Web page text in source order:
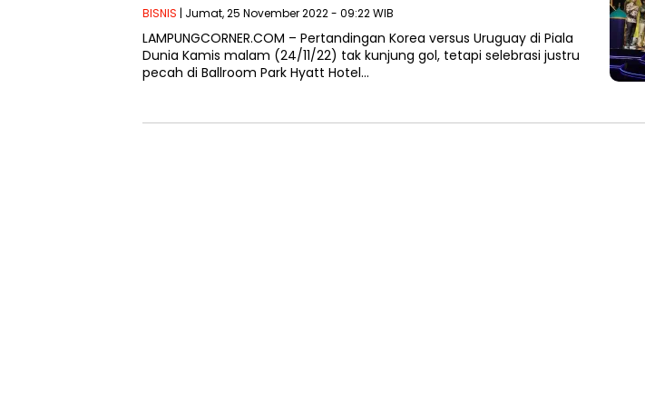
BISNIS | Jumat, 25 November 2022 - 09:22 WIB
LAMPUNGCORNER.COM – Pertandingan Korea versus Uruguay di Piala
Dunia Kamis malam (24/11/22) tak kunjung gol, tetapi selebrasi justru
pecah di Ballroom Park Hyatt Hotel…